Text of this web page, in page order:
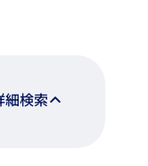
細検索